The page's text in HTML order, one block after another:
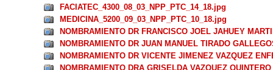
FACIATEC_4300_08_03_NPP_PTC_14_18.jpg
MEDICINA_5200_09_03_NPP_PTC_10_18.jpg
NOMBRAMIENTO DR FRANCISCO JOEL JAHUEY
NOMBRAMIENTO DR JUAN MANUEL TIRADO
NOMBRAMIENTO DR VICENTE JIMENEZ VAZQUEZ
NOMBRAMIENTO DRA GRISELDA VAZQUEZ